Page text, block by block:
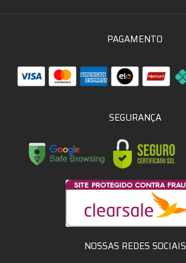
PAGAMENTO
SEGURANÇA
NOSSAS REDES SOCIAIS